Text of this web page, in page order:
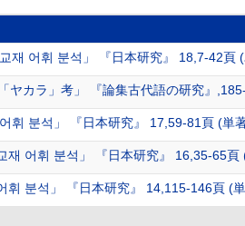
재 어휘 분석」 『日本研究』 18,7-42頁
ヤカラ」考」 『論集古代語の研究』
휘 분석」 『日本研究』 17,59-81頁 (単
재 어휘 분석」 『日本研究』 16,35-65頁
휘 분석」 『日本研究』 14,115-146頁 (